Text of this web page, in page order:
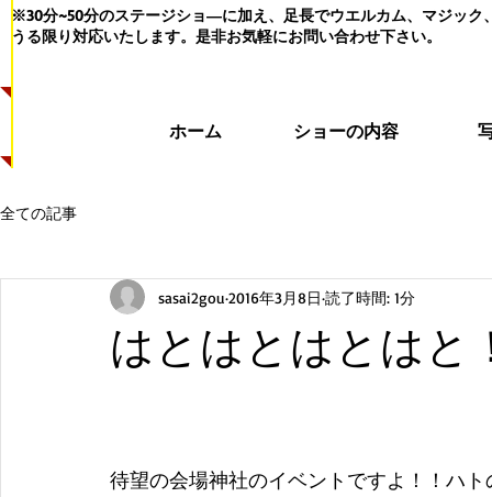
※30分~50分のステージショ―に加え、足長でウエルカム、マジック
うる限り対応いたします。 是非お気軽にお問い合わせ下さい。
ホーム ショーの内容
全ての記事
はとはとはとはと
sasai2gou 2016年3月8日 読了時間: 1分
待望の会場神社のイベントですよ！！ハ